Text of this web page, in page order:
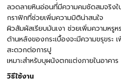
ลวดลายหินอ่อนที่มีความคมชัดสมจริงใ
กราฟิกที่ช่วยเพิ่มความมิติน่าสนใจ
ผิวสัมผัสเรียบมันเงา ช่วยเพิ่มความหรูห
ด้านหลังของกระเบื้องจะมีความขรุขระ
สะดวกต่อการปู
เหมาะสำหรับบุผนังตกแต่งภายในอาคา
วิธีใช้งาน